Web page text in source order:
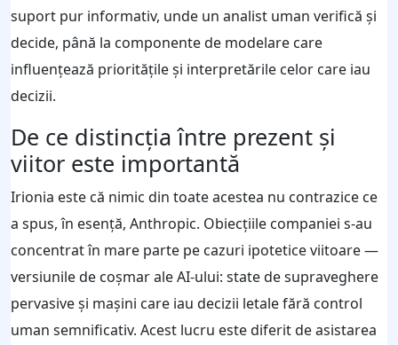
suport pur informativ, unde un analist uman verifică și
decide, până la componente de modelare care
influențează prioritățile și interpretările celor care iau
decizii.
De ce distincția între prezent și
viitor este importantă
Irionia este că nimic din toate acestea nu contrazice ce
a spus, în esență, Anthropic. Obiecțiile companiei s‑au
concentrat în mare parte pe cazuri ipotetice viitoare —
versiunile de coșmar ale AI‑ului: state de supraveghere
pervasive și mașini care iau decizii letale fără control
uman semnificativ. Acest lucru este diferit de asistarea